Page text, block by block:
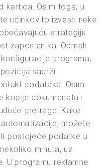
kartica. Osim toga, u
učinkovito izvesti neke
strategiju
zaposlenika. Odmah
programa,
sadrži
podataka. Osim
kopije dokumenata i
pretrage. Kako
možete
postojeće podatke u
minuta, uz
U programu reklamne